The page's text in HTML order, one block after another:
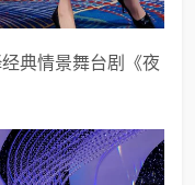
典情景舞台剧《夜